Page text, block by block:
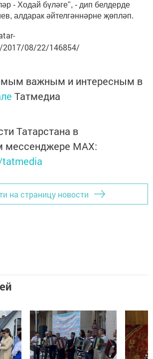
- Ходай бүләге", - дип белдерде
алдарак әйтелгәннәрне җөпләп.
08/22/146854/
важным и интересным в
Татмедиа
Татарстана в
мессенджере MАХ:
на страницу новости